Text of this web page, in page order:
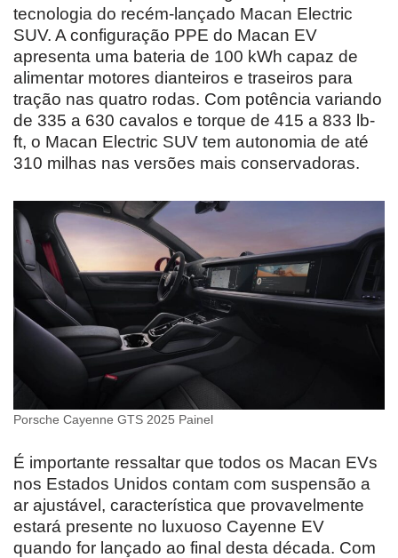
tecnologia do recém-lançado Macan Electric
SUV. A configuração PPE do Macan EV
apresenta uma bateria de 100 kWh capaz de
alimentar motores dianteiros e traseiros para
tração nas quatro rodas. Com potência variando
de 335 a 630 cavalos e torque de 415 a 833 lb-
ft, o Macan Electric SUV tem autonomia de até
310 milhas nas versões mais conservadoras.
Porsche Cayenne GTS 2025 Painel
É importante ressaltar que todos os Macan EVs
nos Estados Unidos contam com suspensão a
ar ajustável, característica que provavelmente
estará presente no luxuoso Cayenne EV
quando for lançado ao final desta década. Com